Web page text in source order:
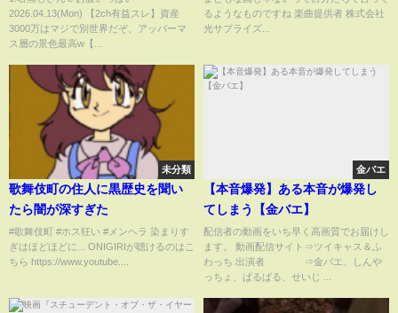
レ】
2026.04.13(Mon) 【2ch有益スレ】資産
3000万はマジで別世界だぞ、アッパーマ
ス層の景色最高w【...
た米国人を拘束してまで隠し通
す。
るようなものですね 楽曲提供者 株式会社
光サプライズ...
未分類
歌舞伎町の住人に黒歴史を聞い
たら闇が深すぎた
#歌舞伎町 #ホス狂い #メンヘラ 染まりす
ぎはほどほどに... ONIGIRIが聴けるのはこ
ちら https://www.youtube....
金バエ
【本音爆発】ある本音が爆発し
てしまう【金バエ】
配信者の動画をいち早く高画質でお届けし
ます。 動画配信サイト⇒ツイキャス＆ふ
わっち 出演者 ⇒金バエ、しんや
っちょ、ぱるぱる、せいじ ...